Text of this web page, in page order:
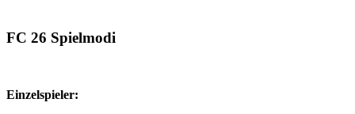
FC 26 Spielmodi
Einzelspieler: